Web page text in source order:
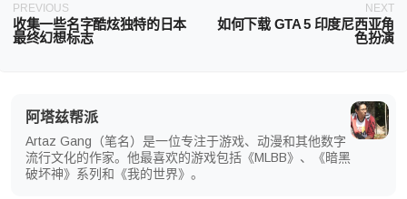
PREVIOUS
收集一些名字酷炫独特的日本
最终幻想标志
NEXT
如何下载 GTA 5 印度尼西亚角
色扮演
阿塔兹帮派
Artaz Gang（笔名）是一位专注于游戏、动漫和其他数字
流行文化的作家。他最喜欢的游戏包括《MLBB》、《暗黑
破坏神》系列和《我的世界》。